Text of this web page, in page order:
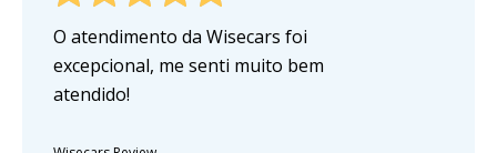
O atendimento da Wisecars foi
excepcional, me senti muito bem
atendido!